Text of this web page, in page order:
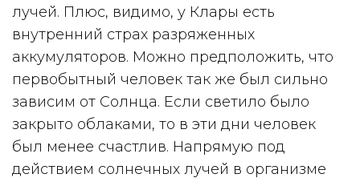
лучей. Плюс, видимо, у Клары есть
внутренний страх разряженных
аккумуляторов. Можно предположить, что
первобытный человек так же был сильно
зависим от Солнца. Если светило было
закрыто облаками, то в эти дни человек
был менее счастлив. Напрямую под
действием солнечных лучей в организме